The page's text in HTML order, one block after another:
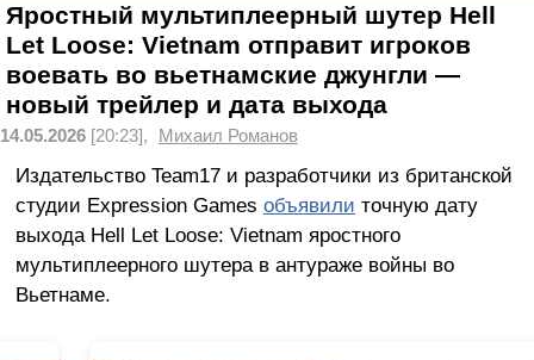
Яростный мультиплеерный шутер Hell
Let Loose: Vietnam отправит игроков
воевать во вьетнамские джунгли —
новый трейлер и дата выхода
14.05.2026 [20:23], Михаил Романов
Издательство Team17 и разработчики из британской
студии Expression Games объявили точную дату
выхода Hell Let Loose: Vietnam яростного
мультиплеерного шутера в антураже войны во
Вьетнаме.